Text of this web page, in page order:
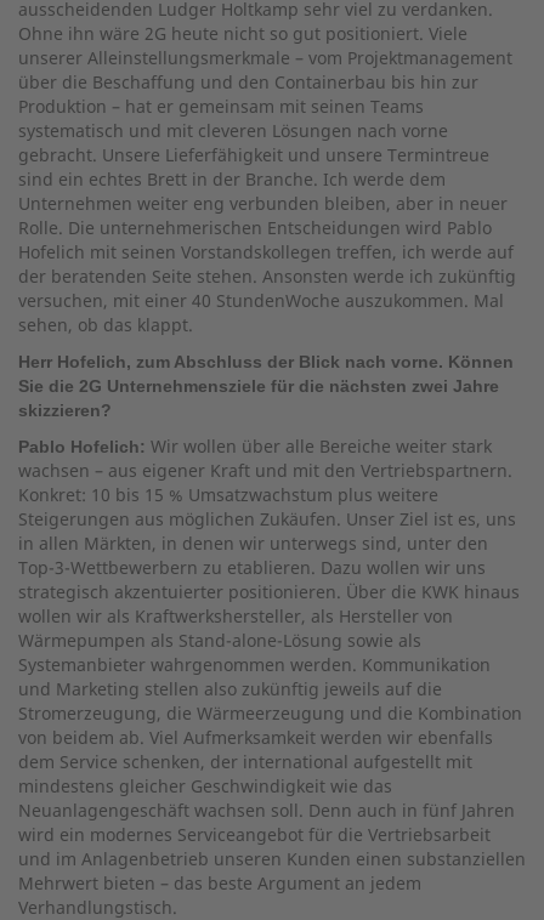
ausscheidenden Ludger Holtkamp sehr viel zu verdanken.
Ohne ihn wäre 2G heute nicht so gut positioniert. Viele
unserer Alleinstellungsmerkmale – vom Projektmanagement
über die Beschaffung und den Containerbau bis hin zur
Produktion – hat er gemeinsam mit seinen Teams
systematisch und mit cleveren Lösungen nach vorne
gebracht. Unsere Lieferfähigkeit und unsere Termintreue
sind ein echtes Brett in der Branche. Ich werde dem
Unternehmen weiter eng verbunden bleiben, aber in neuer
Rolle. Die unternehmerischen Entscheidungen wird Pablo
Hofelich mit seinen Vorstandskollegen treffen, ich werde auf
der beratenden Seite stehen. Ansonsten werde ich zukünftig
versuchen, mit einer 40 StundenWoche auszukommen. Mal
sehen, ob das klappt.
Herr Hofelich, zum Abschluss der Blick nach vorne. Können
Sie die 2G Unternehmensziele für die nächsten zwei Jahre
skizzieren?
Pablo Hofelich: Wir wollen über alle Bereiche weiter stark
wachsen – aus eigener Kraft und mit den Vertriebspartnern.
Konkret: 10 bis 15 % Umsatzwachstum plus weitere
Steigerungen aus möglichen Zukäufen. Unser Ziel ist es, uns
in allen Märkten, in denen wir unterwegs sind, unter den
Top-3-Wettbewerbern zu etablieren. Dazu wollen wir uns
strategisch akzentuierter positionieren. Über die KWK hinaus
wollen wir als Kraftwerkshersteller, als Hersteller von
Wärmepumpen als Stand-alone-Lösung sowie als
Systemanbieter wahrgenommen werden. Kommunikation
und Marketing stellen also zukünftig jeweils auf die
Stromerzeugung, die Wärmeerzeugung und die Kombination
von beidem ab. Viel Aufmerksamkeit werden wir ebenfalls
dem Service schenken, der international aufgestellt mit
mindestens gleicher Geschwindigkeit wie das
Neuanlagengeschäft wachsen soll. Denn auch in fünf Jahren
wird ein modernes Serviceangebot für die Vertriebsarbeit
und im Anlagenbetrieb unseren Kunden einen substanziellen
Mehrwert bieten – das beste Argument an jedem
Verhandlungstisch.